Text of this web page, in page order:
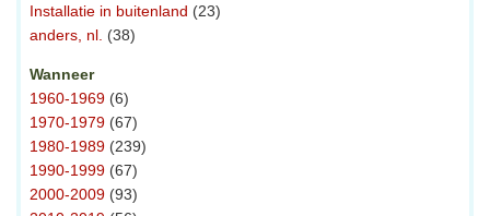
Installatie in buitenland (23)
anders, nl. (38)
Wanneer
1960-1969 (6)
1970-1979 (67)
1980-1989 (239)
1990-1999 (67)
2000-2009 (93)